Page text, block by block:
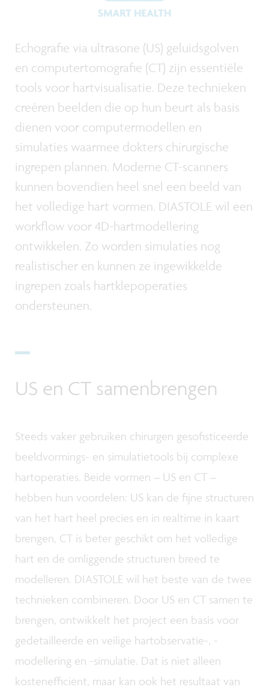
Echografie via ultrasone (US) geluidsgolven
en computertomografie (CT) zijn essentiële
tools voor hartvisualisatie. Deze technieken
creëren beelden die op hun beurt als basis
dienen voor computermodellen en
simulaties waarmee dokters chirurgische
ingrepen plannen. Moderne CT-scanners
kunnen bovendien heel snel een beeld van
het volledige hart vormen. DIASTOLE wil een
workflow voor 4D-hartmodellering
ontwikkelen. Zo worden simulaties nog
realistischer en kunnen ze ingewikkelde
ingrepen zoals hartklepoperaties
ondersteunen.
US en CT samenbrengen
Steeds vaker gebruiken chirurgen gesofisticeerde
beeldvormings- en simulatietools bij complexe
hartoperaties. Beide vormen – US en CT –
hebben hun voordelen: US kan de fijne structuren
van het hart heel precies en in realtime in kaart
brengen, CT is beter geschikt om het volledige
hart en de omliggende structuren breed te
modelleren. DIASTOLE wil het beste van de twee
technieken combineren. Door US en CT samen te
brengen, ontwikkelt het project een basis voor
gedetailleerde en veilige hartobservatie-, -
modellering en -simulatie. Dat is niet alleen
kostenefficiënt, maar kan ook het resultaat van